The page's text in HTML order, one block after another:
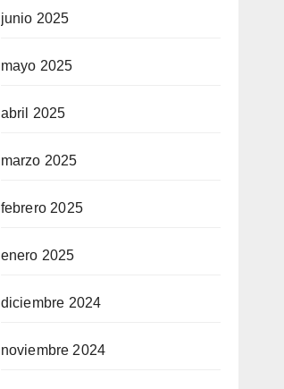
junio 2025
mayo 2025
abril 2025
marzo 2025
febrero 2025
enero 2025
diciembre 2024
noviembre 2024